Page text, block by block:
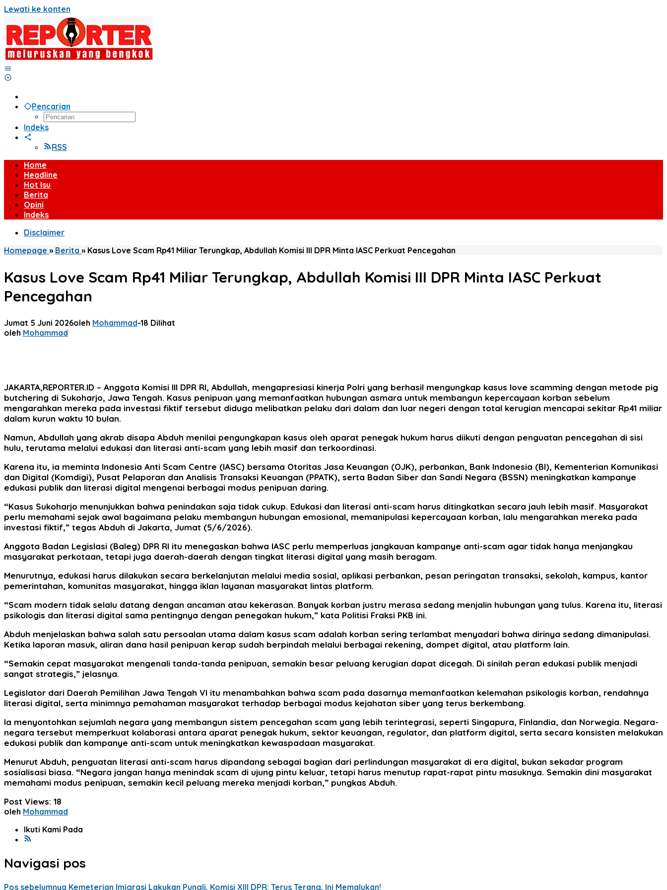
Lewati ke konten
Pencarian
Indeks
RSS
Home
Headline
Hot Isu
Berita
Opini
Indeks
Disclaimer
Homepage » Berita » Kasus Love Scam Rp41 Miliar Terungkap, Abdullah Komisi III DPR Minta IASC Perkuat Pencegahan
Kasus Love Scam Rp41 Miliar Terungkap, Abdullah Komisi III DPR Minta IASC Perkuat
Pencegahan
Jumat 5 Juni 2026oleh Mohammad-18 Dilihat
oleh Mohammad
JAKARTA,REPORTER.ID – Anggota Komisi III DPR RI, Abdullah, mengapresiasi kinerja Polri yang berhasil mengungkap kasus love scamming dengan metode pig
butchering di Sukoharjo, Jawa Tengah. Kasus penipuan yang memanfaatkan hubungan asmara untuk membangun kepercayaan korban sebelum
mengarahkan mereka pada investasi fiktif tersebut diduga melibatkan pelaku dari dalam dan luar negeri dengan total kerugian mencapai sekitar Rp41 miliar
dalam kurun waktu 10 bulan.
Namun, Abdullah yang akrab disapa Abduh menilai pengungkapan kasus oleh aparat penegak hukum harus diikuti dengan penguatan pencegahan di sisi
hulu, terutama melalui edukasi dan literasi anti-scam yang lebih masif dan terkoordinasi.
Karena itu, ia meminta Indonesia Anti Scam Centre (IASC) bersama Otoritas Jasa Keuangan (OJK), perbankan, Bank Indonesia (BI), Kementerian Komunikasi
dan Digital (Komdigi), Pusat Pelaporan dan Analisis Transaksi Keuangan (PPATK), serta Badan Siber dan Sandi Negara (BSSN) meningkatkan kampanye
edukasi publik dan literasi digital mengenai berbagai modus penipuan daring.
“Kasus Sukoharjo menunjukkan bahwa penindakan saja tidak cukup. Edukasi dan literasi anti-scam harus ditingkatkan secara jauh lebih masif. Masyarakat
perlu memahami sejak awal bagaimana pelaku membangun hubungan emosional, memanipulasi kepercayaan korban, lalu mengarahkan mereka pada
investasi fiktif,” tegas Abduh di Jakarta, Jumat (5/6/2026).
Anggota Badan Legislasi (Baleg) DPR RI itu menegaskan bahwa IASC perlu memperluas jangkauan kampanye anti-scam agar tidak hanya menjangkau
masyarakat perkotaan, tetapi juga daerah-daerah dengan tingkat literasi digital yang masih beragam.
Menurutnya, edukasi harus dilakukan secara berkelanjutan melalui media sosial, aplikasi perbankan, pesan peringatan transaksi, sekolah, kampus, kantor
pemerintahan, komunitas masyarakat, hingga iklan layanan masyarakat lintas platform.
“Scam modern tidak selalu datang dengan ancaman atau kekerasan. Banyak korban justru merasa sedang menjalin hubungan yang tulus. Karena itu, literasi
psikologis dan literasi digital sama pentingnya dengan penegakan hukum,” kata Politisi Fraksi PKB ini.
Abduh menjelaskan bahwa salah satu persoalan utama dalam kasus scam adalah korban sering terlambat menyadari bahwa dirinya sedang dimanipulasi.
Ketika laporan masuk, aliran dana hasil penipuan kerap sudah berpindah melalui berbagai rekening, dompet digital, atau platform lain.
“Semakin cepat masyarakat mengenali tanda-tanda penipuan, semakin besar peluang kerugian dapat dicegah. Di sinilah peran edukasi publik menjadi
sangat strategis,” jelasnya.
Legislator dari Daerah Pemilihan Jawa Tengah VI itu menambahkan bahwa scam pada dasarnya memanfaatkan kelemahan psikologis korban, rendahnya
literasi digital, serta minimnya pemahaman masyarakat terhadap berbagai modus kejahatan siber yang terus berkembang.
Ia menyontohkan sejumlah negara yang membangun sistem pencegahan scam yang lebih terintegrasi, seperti Singapura, Finlandia, dan Norwegia. Negara-
negara tersebut memperkuat kolaborasi antara aparat penegak hukum, sektor keuangan, regulator, dan platform digital, serta secara konsisten melakukan
edukasi publik dan kampanye anti-scam untuk meningkatkan kewaspadaan masyarakat.
Menurut Abduh, penguatan literasi anti-scam harus dipandang sebagai bagian dari perlindungan masyarakat di era digital, bukan sekadar program
sosialisasi biasa. “Negara jangan hanya menindak scam di ujung pintu keluar, tetapi harus menutup rapat-rapat pintu masuknya. Semakin dini masyarakat
memahami modus penipuan, semakin kecil peluang mereka menjadi korban,” pungkas Abduh.
Post Views: 18
oleh Mohammad
Ikuti Kami Pada
Navigasi pos
Pos sebelumnya Kemeterian Imigrasi Lakukan Pungli, Komisi XIII DPR: Terus Terang, Ini Memalukan!